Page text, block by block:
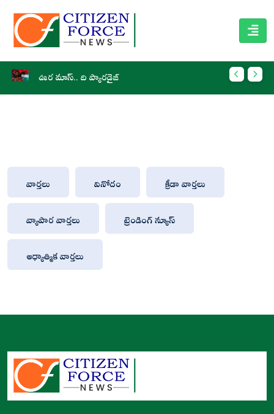
ఊర మాస్.. ది ప్యారడైజ్
వార్తలు వినోదం
క్రీడా వార్తలు
వ్యాపార వార్తలు
ట్రెండింగ్ న్యూస్
ఆధ్యాత్మిక వార్తలు